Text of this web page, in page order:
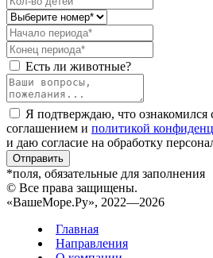
Есть ли животные?
Я подтверждаю, что ознакомился
соглашением и политикой
и даю согласие на обработку
Отправить
*поля, обязательные для заполнения
© Все права защищены.
«ВашеМоре.Ру», 2022—2026
Главная
Направления